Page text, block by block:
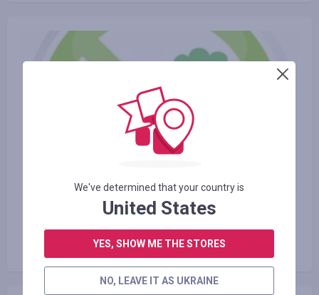
Види екологічно чистого
транспорту і користь від нього
We've determined that your country is
United States
YES, SHOW ME THE STORES
NO, LEAVE IT AS UKRAINE